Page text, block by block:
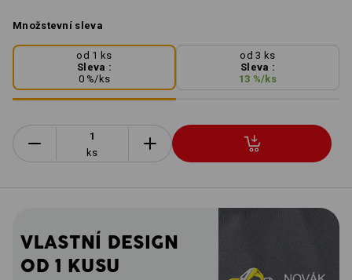
Množstevní sleva
od 1 ks
Sleva :
0%/ ks
od 3 ks
Sleva :
13 %/ ks
ks
VLASTNÍ DESIGN
OD 1 KUSU